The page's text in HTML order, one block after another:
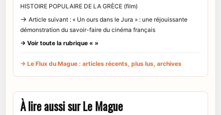
HISTOIRE POPULAIRE DE LA GRÈCE (film)
→ Article suivant : « Un ours dans le Jura » : une réjouissante
démonstration du savoir-faire du cinéma français
→ Voir toute la rubrique « »
→ Le Flux du Mague : articles récents, plus lus, archives
À lire aussi sur Le Mague